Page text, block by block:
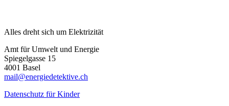
Alles dreht sich um Elektrizität
Amt für Umwelt und Energie
Spiegelgasse 15
4001 Basel
mail@energiedetektive.ch
Datenschutz für Kinder